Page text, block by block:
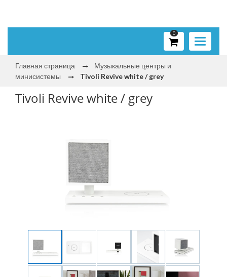
Toggle
0
Главная страница
Музыкальные центры и
минисистемы
Tivoli Revive white / grey
Tivoli Revive white / grey